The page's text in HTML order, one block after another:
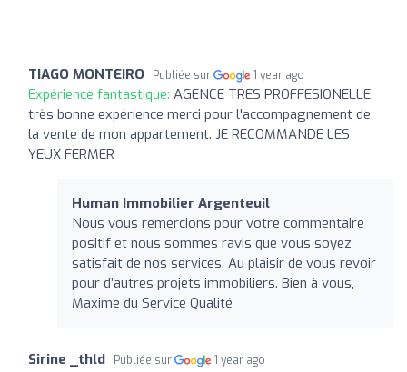
TIAGO MONTEIRO Publiée sur 1 year ago
Expérience fantastique: AGENCE TRES PROFFESIONELLE
très bonne expérience merci pour l'accompagnement de
la vente de mon appartement. JE RECOMMANDE LES
YEUX FERMER
Human Immobilier Argenteuil
Nous vous remercions pour votre commentaire
positif et nous sommes ravis que vous soyez
satisfait de nos services. Au plaisir de vous revoir
pour d’autres projets immobiliers. Bien à vous,
Maxime du Service Qualité
Sirine _thld Publiée sur 1 year ago